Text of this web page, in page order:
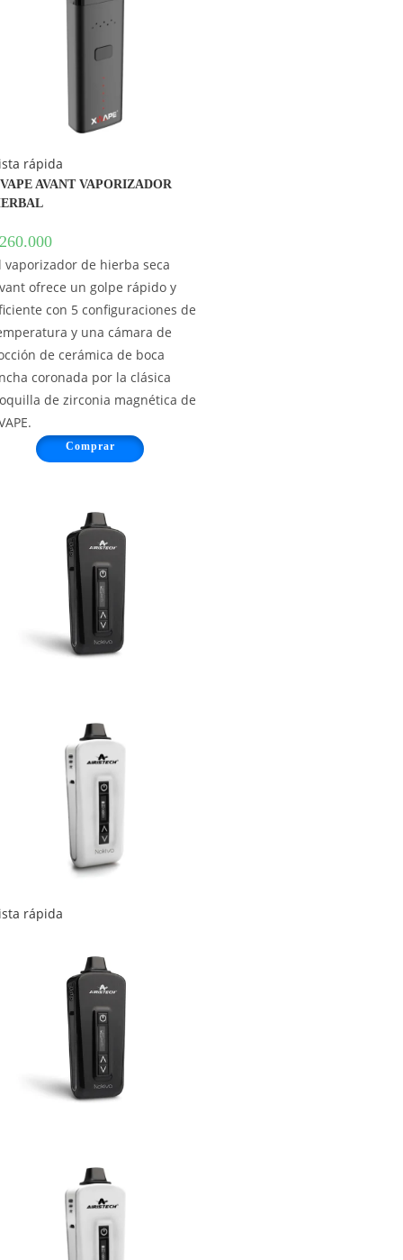
rápida
AVANT VAPORIZADOR
260.000
vaporizador de hierba seca
ofrece un golpe rápido y
con 5 configuraciones de
y una cámara de
de cerámica de boca
coronada por la clásica
de zirconia magnética de
Comprar
rápida